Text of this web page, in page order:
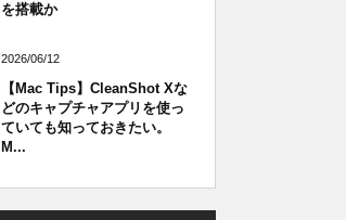
を搭載か
2026/06/12
【Mac Tips】CleanShot Xな
どのキャプチャアプリを使っ
ていても知っておきたい。
M...